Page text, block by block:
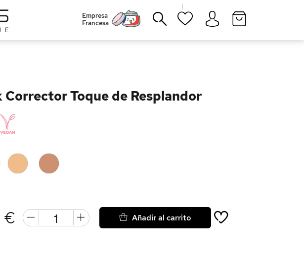
|
Empresa
Francesa
Corrector Toque de Resplandor
€ Añadir al carrito